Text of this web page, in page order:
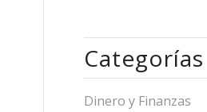
Categorías
Dinero y Finanzas